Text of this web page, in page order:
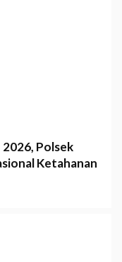
2026, Polsek
Ketahanan